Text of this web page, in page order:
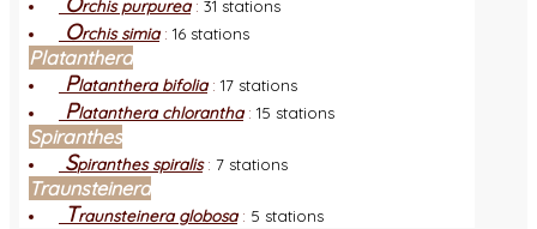
rchis purpurea: 31 stations
Orchis simia: 16 stations
Platanthera
Platanthera bifolia: 17 stations
Platanthera chlorantha: 15 stations
Spiranthes
Spiranthes spiralis: 7 stations
Traunsteinera
Traunsteinera globosa: 5 stations